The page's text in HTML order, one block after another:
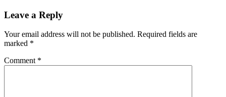
Leave a Reply
Your email address will not be published. Required fields are
marked *
Comment *